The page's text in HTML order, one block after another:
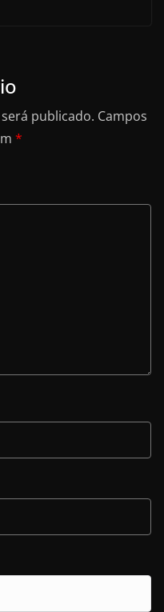
publicado. Campos
*